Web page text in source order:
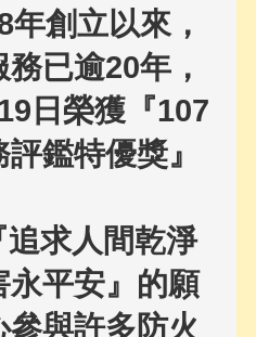
創立以來，
已逾20年，
日榮獲『107
鑑特優獎』
求人間乾淨
永平安』的願
與許多防火